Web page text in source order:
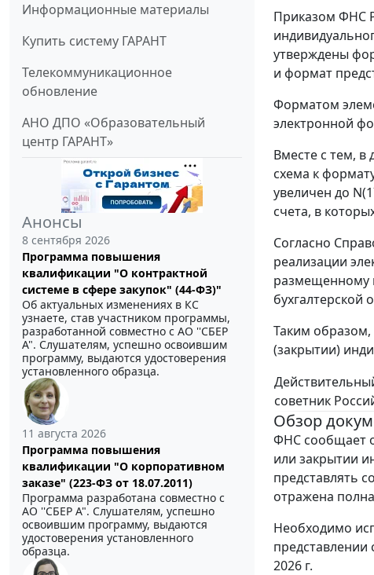
Информационные материалы
Купить систему ГАРАНТ
Телекоммуникационное
обновление
АНО ДПО «Образовательный
центр ГАРАНТ»
Анонсы
8 сентября 2026
Программа повышения
квалификации "О контрактной
системе в сфере закупок" (44-ФЗ)"
Об актуальных изменениях в КС
узнаете, став участником программы,
разработанной совместно с АО ''СБЕР
А". Слушателям, успешно освоившим
программу, выдаются удостоверения
установленного образца.
11 августа 2026
Программа повышения
квалификации "О корпоративном
заказе" (223-ФЗ от 18.07.2011)
Программа разработана совместно с
АО ''СБЕР А". Слушателям, успешно
освоившим программу, выдаются
удостоверения установленного
образца.
Приказом ФНС
утверждены
и формат
Форматом
электронной
Вместе с тем, в
схема к
увеличен до
счета, в
Согласно
реализации
размещенному
бухгалтерской
Таким
(закрытии)
советник
Обзор
ФНС сообщает
или закрытии
представлять
отражена
Необходимо
2026 г.